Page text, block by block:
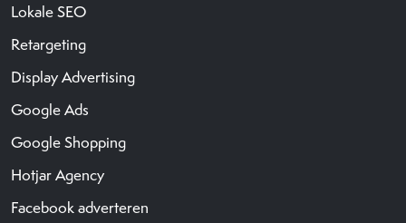
Lokale SEO
Retargeting
Display Advertising
Google Ads
Google Shopping
Hotjar Agency
Facebook adverteren